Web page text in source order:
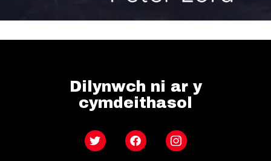
Dilynwch ni ar y
cymdeithasol
Twitter FacebookInstagram